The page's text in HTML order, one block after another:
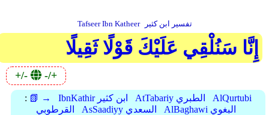
Tafseer Ibn Katheer تفسير ابن كثير
إِنَّا سَنُلْقِي عَلَيْكَ قَوْلًا ثَقِيلًا
+/- -/+
: 📗 → IbnKathir ابن كثير AtTabariy الطبري
AlQurtubi
القرطوبي
AsSaadiyy السعدي
AlBaghawi البغوي